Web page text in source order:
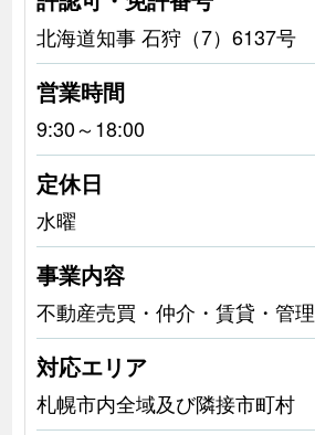
北海道知事 石狩（7）6137号
営業時間
9:30～18:00
定休日
水曜
事業内容
不動産売買・仲介・賃貸・管理
対応エリア
札幌市内全域及び隣接市町村